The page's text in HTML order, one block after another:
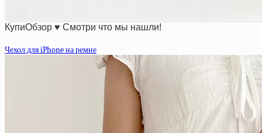
КупиОбзор ♥ Смотри что мы нашли!
Чехол для iPhone на ремне